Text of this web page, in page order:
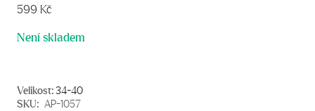
599 Kč
Není skladem
Velikost:34-40
SKU: AP-1057